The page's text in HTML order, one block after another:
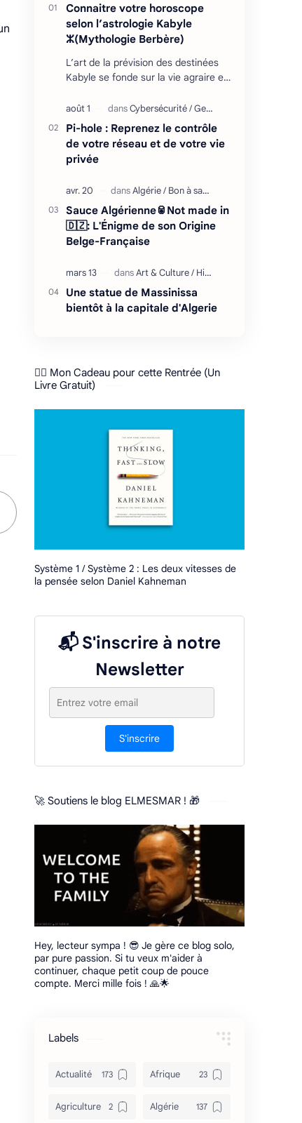
Connaitre votre horoscope
selon l’astrologie Kabyle
ⵣ(Mythologie Berbère)
L’art de la prévision des destinées
Kabyle se fonde sur la vie agraire et
avec son environnement : retour
cycliq…
Pi-hole : Reprenez le contrôle
de votre réseau et de votre vie
privée
Sauce Algérienne🥫Not made in
🇩🇿: L'Énigme de son Origine
Belge-Française
Une statue de Massinissa
bientôt à la capitale d'Algerie
❤️‍🔥 Mon Cadeau pour cette Rentrée (Un
Livre Gratuit)
Système 1 / Système 2 : Les deux vitesses de
la pensée selon Daniel Kahneman
📬 S'inscrire à notre
Newsletter
S'inscrire
🚀 Soutiens le blog ELMESMAR ! 🎁
Hey, lecteur sympa ! 😎 Je gère ce blog solo,
par pure passion. Si tu veux m'aider à
continuer, chaque petit coup de pouce
compte. Merci mille fois ! 🙏🌟
Labels
Actualité Afrique
Agriculture Algérie